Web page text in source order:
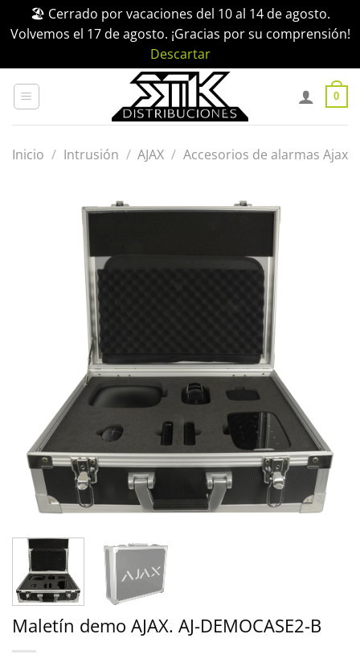
🏖️ Cerrado por vacaciones del 10 al 14 de agosto.
Volvemos el 17 de agosto. ¡Gracias por su comprensión!
Descartar
0
Inicio / Intrusión / AJAX / Accesorios de alarmas Ajax
Maletín demo AJAX. AJ-DEMOCASE2-B